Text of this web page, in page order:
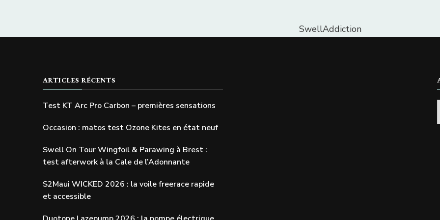
SwellAddiction
ARTICLES RÉCENTS
Test KT Arc Pro Carbon – premières sensations
Occasion : matos test Ozone Kites en état neuf
Swell On Tour Wingfoil & Parawing à Brest :
test afterwork à la Cale de l’Adonnante
S2Maui WICKED 2026 : la voile freerace rapide
et accessible